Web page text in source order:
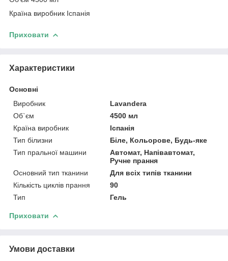
Країна виробник Іспанія
Приховати
Характеристики
Основні
Виробник
Lavandera
Об`єм
4500 мл
Країна виробник
Іспанія
Тип білизни
Біле, Кольорове, Будь-яке
Тип пральної машини
Автомат, Напівавтомат,
Ручне прання
Основний тип тканини
Для всіх типів тканини
Кількість циклів прання
90
Тип
Гель
Приховати
Умови доставки